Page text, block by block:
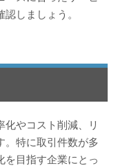
しましょう。
やコスト削減、リ
。特に取引件数が多
を目指す企業にとっ